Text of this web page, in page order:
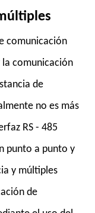
comunicación
comunicación
de
no es más
RS - 485
punto a punto y
y múltiples
de